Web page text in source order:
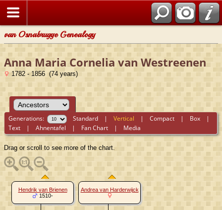
van Osnabrugge Genealogy
Anna Maria Cornelia van Westreenen
1782 - 1856 (74 years)
Generations: Standard |Vertical |Compact | Box |
Text |Ahnentafel | Fan Chart | Media
Drag or scroll to see more of the chart.
Hendrik van Brienen
1510-
Andrea van Harderwijck